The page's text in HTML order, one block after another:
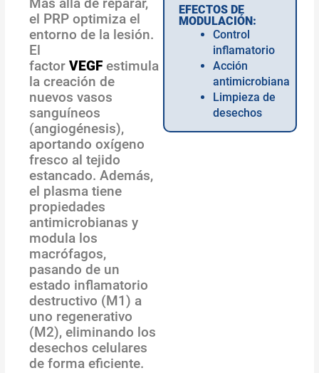
Más allá de reparar,
el PRP optimiza el
entorno de la lesión.
El
factorVEGF estimula
la creación de
nuevos vasos
sanguíneos
(angiogénesis),
aportando oxígeno
fresco al tejido
estancado. Además,
el plasma tiene
propiedades
antimicrobianas y
modula los
macrófagos,
pasando de un
estado inflamatorio
destructivo (M1) a
uno regenerativo
(M2), eliminando los
desechos celulares
de forma eficiente.
EFECTOS DE
MODULACIÓN:
Control
inflamatorio
Acción
antimicrobiana
Limpieza de
desechos